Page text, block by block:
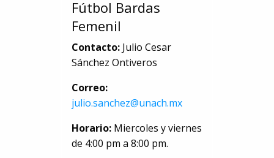
Fútbol Bardas
Femenil
Contacto: Julio Cesar
Sánchez Ontiveros
Correo:
julio.sanchez@unach.mx
Horario: Miercoles y viernes
de 4:00 pm a 8:00 pm.